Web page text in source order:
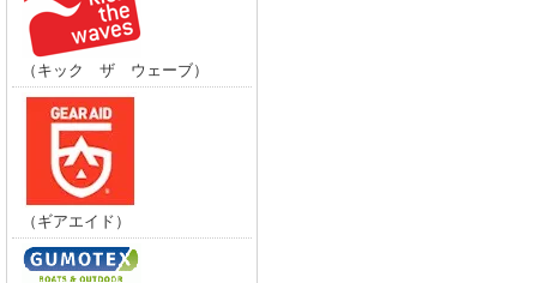
（キック ザ ウェーブ）
（ギアエイド）